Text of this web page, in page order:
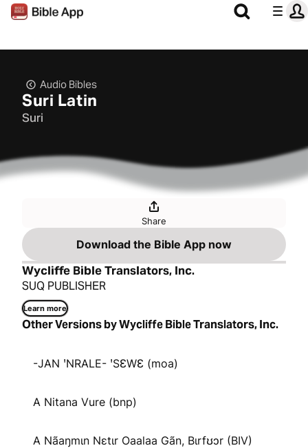
Audio Bibles
Suri Latin
Suri
Share
Download the Bible App now
Wycliffe Bible Translators, Inc.
SUQ PUBLISHER
Learn more
Other Versions by Wycliffe Bible Translators, Inc.
-JAN ꞌNRALE- ꞌSƐWƐ (moa)
A Nitana Vure (bnp)
A Nãaŋmɩn Nɛtɩr Oaalaa Gãn, Bɩrfʊɔr (BIV)